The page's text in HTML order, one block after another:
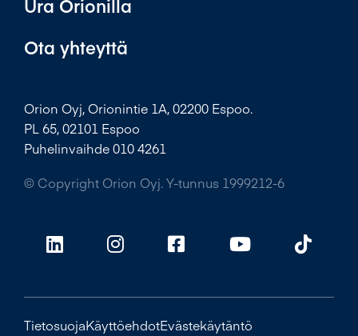
Ura Orionilla
Ota yhteyttä
Orion Oyj, Orionintie 1A, 02200 Espoo.
PL 65, 02101 Espoo
Puhelinvaihde 010 4261
© Copyright Orion Oyj. Y-tunnus 1999212-6
TietosuojaKäyttöehdotEvästekäytäntö